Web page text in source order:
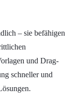
– sie befähigen
und Drag-
schneller und